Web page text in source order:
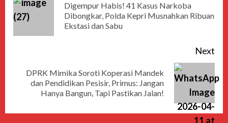
Digempur Habis! 41 Kasus Narkoba
Dibongkar, Polda Kepri Musnahkan Ribuan
Ekstasi dan Sabu
Next
DPRK Mimika Soroti Koperasi Mandek
dan Pendidikan Pesisir, Primus: Jangan
Hanya Bangun, Tapi Pastikan Jalan!